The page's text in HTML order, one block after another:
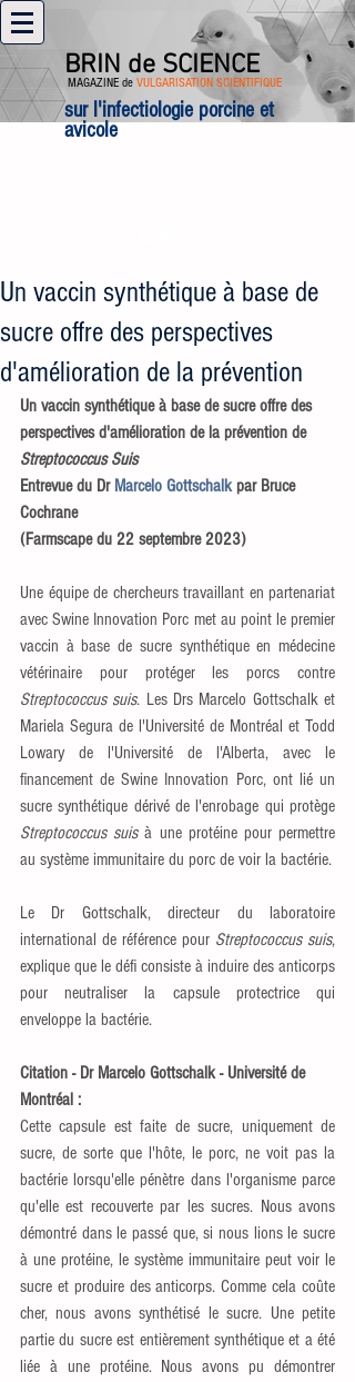
BRIN de SCIENCE
MAGAZINE de VULGARISATION SCIENTIFIQUE
sur l'infectiologie porcine et
avicole
Un vaccin synthétique à base de
sucre offre des perspectives
d'amélioration de la prévention
Un vaccin synthétique à base de sucre offre des
perspectives d'amélioration de la prévention de
Streptococcus Suis
Entrevue du Dr Marcelo Gottschalk par Bruce
Cochrane
(Farmscape du 22 septembre 2023)
Une équipe de chercheurs travaillant en partenariat
avec Swine Innovation Porc met au point le premier
vaccin à base de sucre synthétique en médecine
Streptococcus suis. Les Drs Marcelo Gottschalk et
Mariela Segura de l'Université de Montréal et Todd
Lowary de l'Université de l'Alberta, avec le
financement de Swine Innovation Porc, ont lié un
Streptococcus suis à une protéine pour permettre
au système immunitaire du porc de voir la bactérie.
Le Dr Gottschalk, directeur du laboratoire
international de référence pour Streptococcus suis,
explique que le défi consiste à induire des anticorps
pour neutraliser la capsule protectrice qui
enveloppe la bactérie.
Citation - Dr Marcelo Gottschalk - Université de
Montréal :
Cette capsule est faite de sucre, uniquement de
sucre, de sorte que l'hôte, le porc, ne voit pas la
bactérie lorsqu'elle pénètre dans l'organisme parce
qu'elle est recouverte par les sucres. Nous avons
démontré dans le passé que, si nous lions le sucre
à une protéine, le système immunitaire peut voir le
sucre et produire des anticorps. Comme cela coûte
cher, nous avons synthétisé le sucre. Une petite
partie du sucre est entièrement synthétique et a été
liée à une protéine. Nous avons pu démontrer